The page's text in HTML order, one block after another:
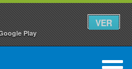
Play
VER